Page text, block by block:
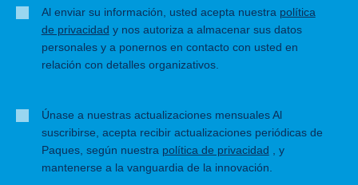
Al enviar su información, usted acepta nuestra política
de privacidad y nos autoriza a almacenar sus datos
personales y a ponernos en contacto con usted en
relación con detalles organizativos.
Únase a nuestras actualizaciones mensuales Al
suscribirse, acepta recibir actualizaciones periódicas de
Paques, según nuestra política de privacidad
, y
mantenerse a la vanguardia de la innovación.